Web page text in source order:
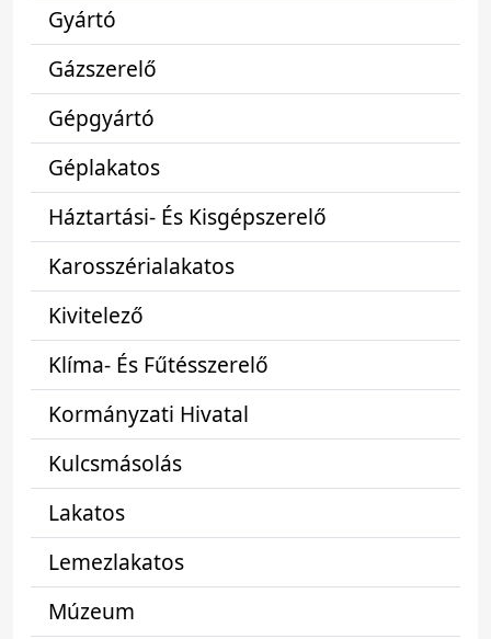
Gyártó
Gázszerelő
Gépgyártó
Géplakatos
Háztartási- És Kisgépszerelő
Karosszérialakatos
Kivitelező
Klíma- És Fűtésszerelő
Kormányzati Hivatal
Kulcsmásolás
Lakatos
Lemezlakatos
Múzeum